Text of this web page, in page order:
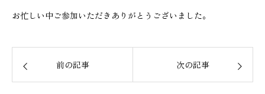
お忙しい中ご参加いただきありがとうございました。
前の記事 次の記事